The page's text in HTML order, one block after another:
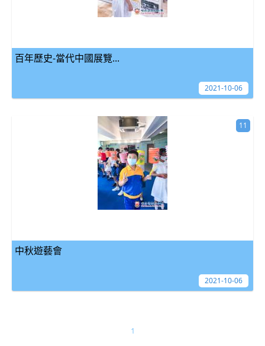
百年歷史-當代中國展覽...
2021-10-06
中秋遊藝會
11
2021-10-06
1